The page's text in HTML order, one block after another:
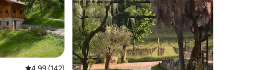
평점 4.99점(5점 만점), 후기 142개
4.99 (142)